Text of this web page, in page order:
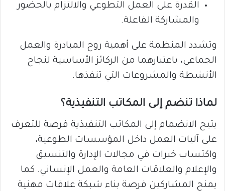
القدرة على العمل التطوعي والالتزام بالحضور
والمشاركة الفاعلة.
وتشدد المنظمة على أهمية روح المبادرة والعمل
الجماعي، باعتبارهما من الركائز الأساسية لنجاح
الأنشطة والمشروعات التي تنفذها.
لماذا تنضم إلى المكاتب التنفيذية؟
يتيح الانضمام إلى المكاتب التنفيذية فرصة للتعرف
على آليات العمل داخل المؤسسات الطوعية،
واكتساب خبرات في مجالات الإدارة والتنسيق
والإعلام والعلاقات العامة والعمل الإنساني. كما
يمنح المشاركين فرصة بناء شبكة علاقات مهنية